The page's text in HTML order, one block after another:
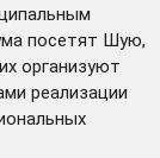
посетят Шую,
организуют
реализации